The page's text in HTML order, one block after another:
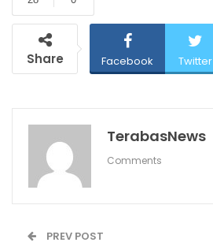
Share Facebook Twitter
TerabasNews
Comments
PREV POST